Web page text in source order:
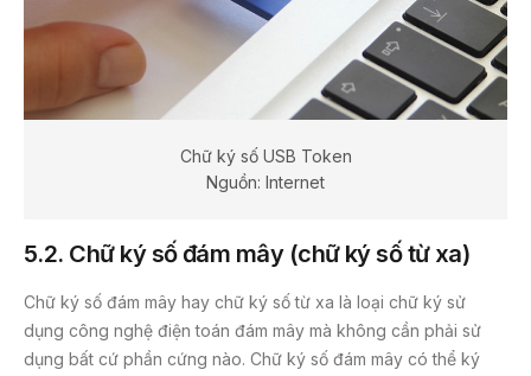
Chữ ký số USB Token
Nguồn: Internet
5.2. Chữ ký số đám mây (chữ ký số từ xa)
Chữ ký số đám mây hay chữ ký số từ xa là loại chữ ký sử
dụng công nghệ điện toán đám mây mà không cần phải sử
dụng bất cứ phần cứng nào. Chữ ký số đám mây có thể ký